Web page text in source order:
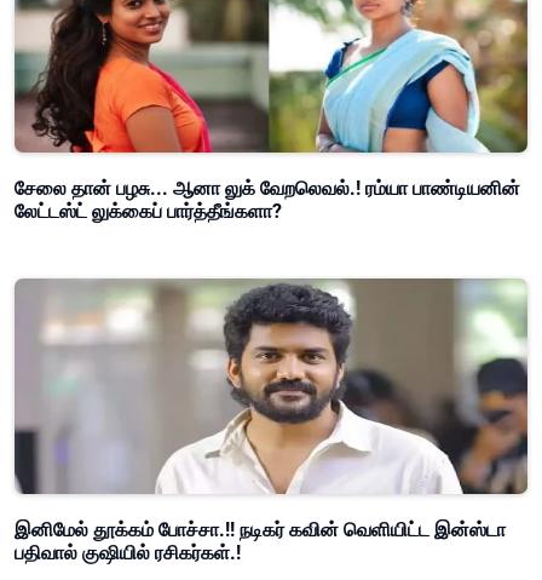
சேலை தான் பழசு... ஆனா லுக் வேறலெவல்.! ரம்யா பாண்டியனின்
லேட்டஸ்ட் லுக்கைப் பார்த்தீங்களா?
இனிமேல் தூக்கம் போச்சா.!! நடிகர் கவின் வெளியிட்ட இன்ஸ்டா
பதிவால் குஷியில் ரசிகர்கள்.!